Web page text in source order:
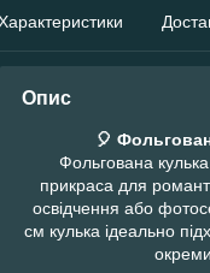
Опис
🎈
Фольгована
прикраса для
освідчення або
см кулька ідеально